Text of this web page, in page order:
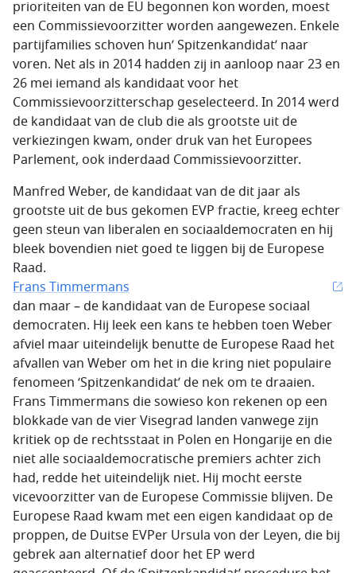
prioriteiten van de EU begonnen kon worden, moest
een Commissievoorzitter worden aangewezen. Enkele
partijfamilies schoven hun’ Spitzenkandidat’ naar
voren. Net als in 2014 hadden zij in aanloop naar 23 en
26 mei iemand als kandidaat voor het
Commissievoorzitterschap geselecteerd. In 2014 werd
de kandidaat van de club die als grootste uit de
verkiezingen kwam, onder druk van het Europees
Parlement, ook inderdaad Commissievoorzitter.
Manfred Weber, de kandidaat van de dit jaar als
grootste uit de bus gekomen EVP fractie, kreeg echter
geen steun van liberalen en sociaaldemocraten en hij
bleek bovendien niet goed te liggen bij de Europese
Raad.
Frans Timmermans
dan maar – de kandidaat van de Europese sociaal
democraten. Hij leek een kans te hebben toen Weber
afviel maar uiteindelijk benutte de Europese Raad het
afvallen van Weber om het in die kring niet populaire
fenomeen ‘Spitzenkandidat’ de nek om te draaien.
Frans Timmermans die sowieso kon rekenen op een
blokkade van de vier Visegrad landen vanwege zijn
kritiek op de rechtsstaat in Polen en Hongarije en die
niet alle sociaaldemocratische premiers achter zich
had, redde het uiteindelijk niet. Hij mocht eerste
vicevoorzitter van de Europese Commissie blijven. De
Europese Raad kwam met een eigen kandidaat op de
proppen, de Duitse EVPer Ursula von der Leyen, die bij
gebrek aan alternatief door het EP werd